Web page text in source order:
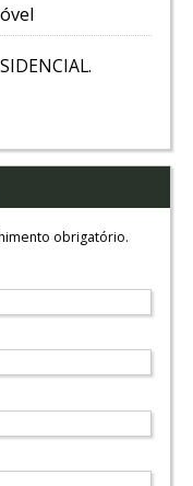
obrigatório.